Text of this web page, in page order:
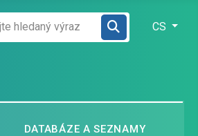
CS
DATABÁZE A SEZNAMY